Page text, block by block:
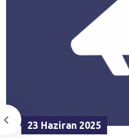
23 Haziran 2025